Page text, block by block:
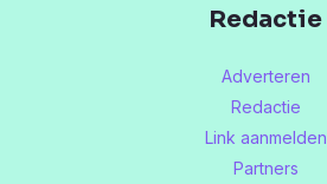
Redactie
Adverteren
Redactie
Link aanmelden
Partners